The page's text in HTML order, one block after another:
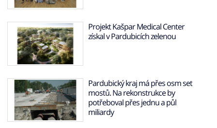
Projekt Kašpar Medical Center
získal v Pardubicích zelenou
Pardubický kraj má přes osm set
mostů. Na rekonstrukce by
potřeboval přes jednu a půl
miliardy